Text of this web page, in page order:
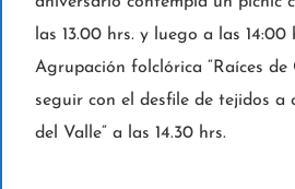
las 13.00 hrs. y luego a las 14:00
Agrupación folclórica “Raíces de
seguir con el desfile de tejidos a
del Valle” a las 14.30 hrs.